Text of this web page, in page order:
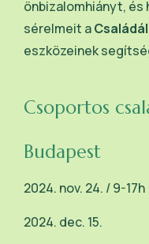
önbizalomhiányt, és
sérelmeit a
eszközeinek
Csoportos
Budapest
2024. nov. 24. /9-17h
2024. dec. 15.